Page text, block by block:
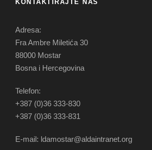
KONTAKTIRAJTE NAS
Adresa:
Fra Ambre Miletića 30
88000 Mostar
Bosna i Hercegovina
Telefon:
+387 (0)36 333-830
+387 (0)36 333-831
E-mail: ldamostar@aldaintranet.org